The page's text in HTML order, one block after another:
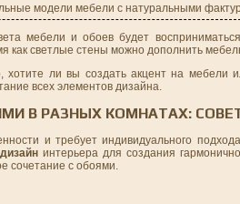
модели мебели с натуральными
мебели и обоев будет
как светлые стены можно дополнить
хотите ли вы создать акцент на мебели
всех элементов дизайна.
В РАЗНЫХ КОМНАТАХ:
и требует индивидуального
дизайн интерьера для создания
сочетание с обоями.